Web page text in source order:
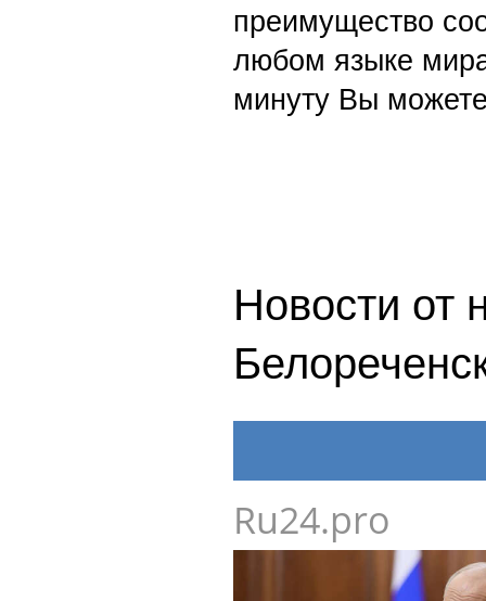
преимущество
любом языке
минуту Вы
Новости от
Ru24.pro